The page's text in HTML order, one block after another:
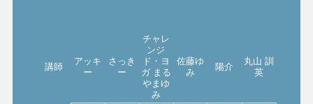
講師
アッキ
ー
さっき
ー
チャレ
ンジ
ド・ヨ
ガ まる
やまゆ
み
佐藤ゆ
み
陽介
丸山 訓
英